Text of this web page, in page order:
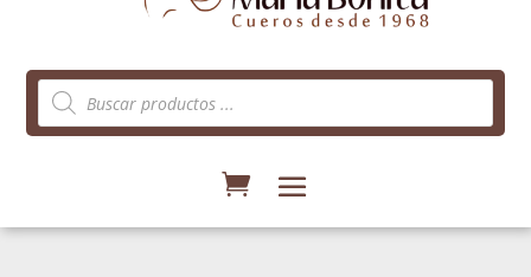
Búsqueda
de
productos